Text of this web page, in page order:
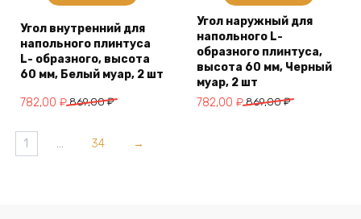
Угол внутренний для
напольного плинтуса
L- образного, высота
60 мм, Белый муар, 2 шт
869,00₽
Первоначальная
составляла
869,00 ₽.
782,00 ₽
Текущая
782,00 ₽.
Угол наружный для
напольного L-
образного плинтуса,
высота 60 мм, Черный
муар, 2 шт
869,00₽
Первоначальная
782,00 ₽
Текущая
1 … 34 →